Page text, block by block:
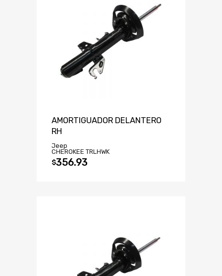
AMORTIGUADOR DELANTERO
RH
Jeep
CHEROKEE TRLHWK
$356.93